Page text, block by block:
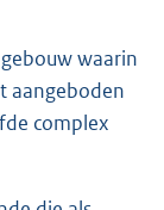
waarin
aangeboden
complex